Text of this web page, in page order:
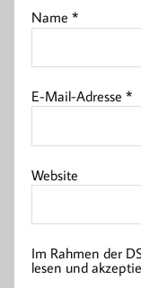
Name*
E-Mail-Adresse*
Website
Im Rahmen der
lesen und